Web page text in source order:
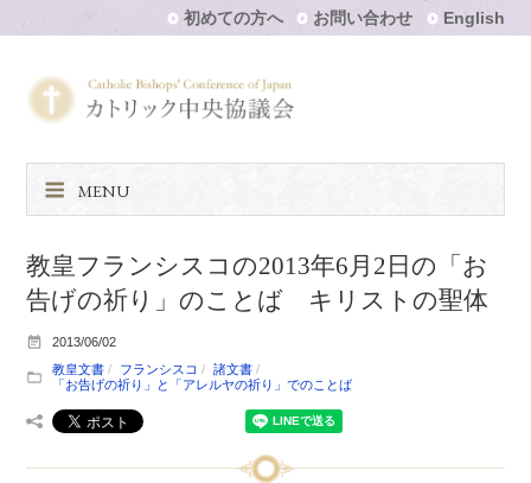
初めての方へ お問い合わせ English
MENU
教皇フランシスコの2013年6月2日の「お
告げの祈り」のことば キリストの聖体
2013/06/02
教皇文書
フランシスコ
諸文書
「お告げの祈り」と「アレルヤの祈り」でのことば